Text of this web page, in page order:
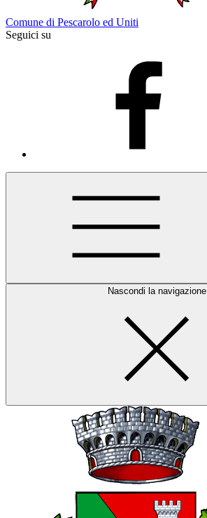
Comune di Pescarolo ed Uniti
Seguici su
Nascondi la navigazione